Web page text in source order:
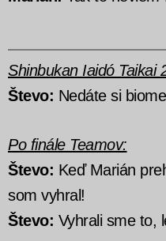
Shinbukan Iaidó Taikai
Števo: Nedáte si
Po finále Teamov:
Števo: Keď Marián
som vyhral!
Števo: Vyhrali sme to,